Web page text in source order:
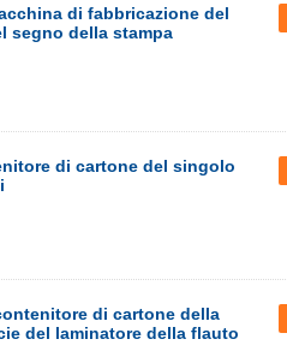
di fabbricazione del
segno della stampa
di cartone del singolo
di cartone della
del laminatore della flauto